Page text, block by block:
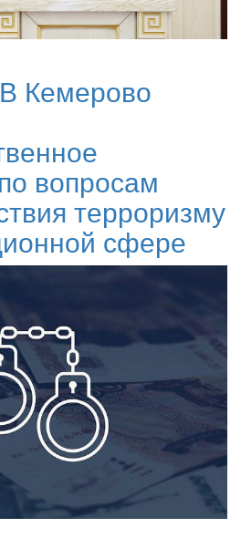
В Кемерово
вопросам
терроризму
сфере